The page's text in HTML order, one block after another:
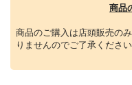
商品
商品のご購入は店頭販売の
りませんのでご了承ください